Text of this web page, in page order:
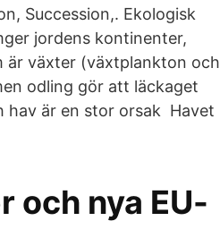
Succession,. Ekologisk
jordens kontinenter,
är växter (växtplankton och
odling gör att läckaget
hav är en stor orsak Havet
och nya EU-